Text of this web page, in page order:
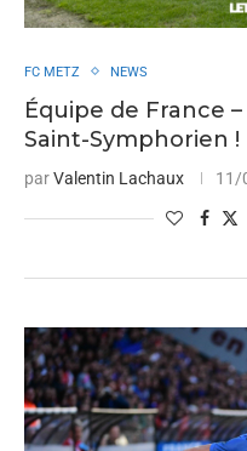
FC METZ NEWS
Équipe de France
Saint-Symphorien !
parValentin Lachaux 11/